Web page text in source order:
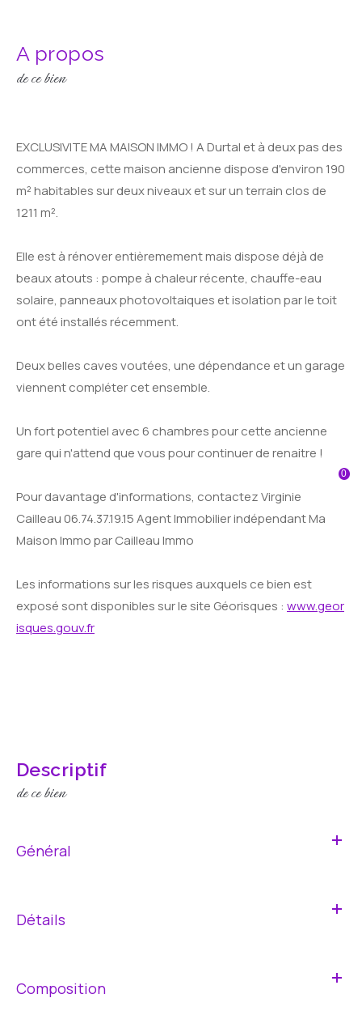
0
a propos
de ce bien
EXCLUSIVITE MA MAISON IMMO ! A Durtal et à deux pas des
commerces, cette maison ancienne dispose d'environ 190
m² habitables sur deux niveaux et sur un terrain clos de
1211 m².
Elle est à rénover entièremement mais dispose déjà de
beaux atouts : pompe à chaleur récente, chauffe-eau
solaire, panneaux photovoltaiques et isolation par le toit
ont été installés récemment.
Deux belles caves voutées, une dépendance et un garage
viennent compléter cet ensemble.
Un fort potentiel avec 6 chambres pour cette ancienne
gare qui n'attend que vous pour continuer de renaitre !
Pour davantage d'informations, contactez Virginie
Cailleau 06.74.37.19.15 Agent Immobilier indépendant Ma
Maison Immo par Cailleau Immo
Les informations sur les risques auxquels ce bien est
exposé sont disponibles sur le site Géorisques : www.geor
isques.gouv.fr
descriptif
de ce bien
Général
Détails
Composition